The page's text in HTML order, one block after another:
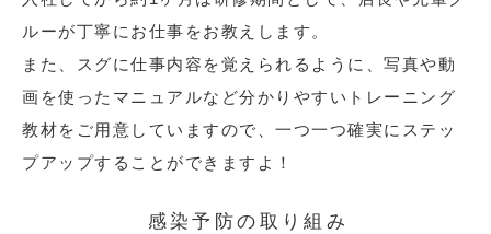
ルーが丁寧にお仕事をお教えします。
また、スグに仕事内容を覚えられるように、写真や動
画を使ったマニュアルなど分かりやすいトレーニング
教材をご用意していますので、一つ一つ確実にステッ
プアップすることができますよ！
感染予防の取り組み